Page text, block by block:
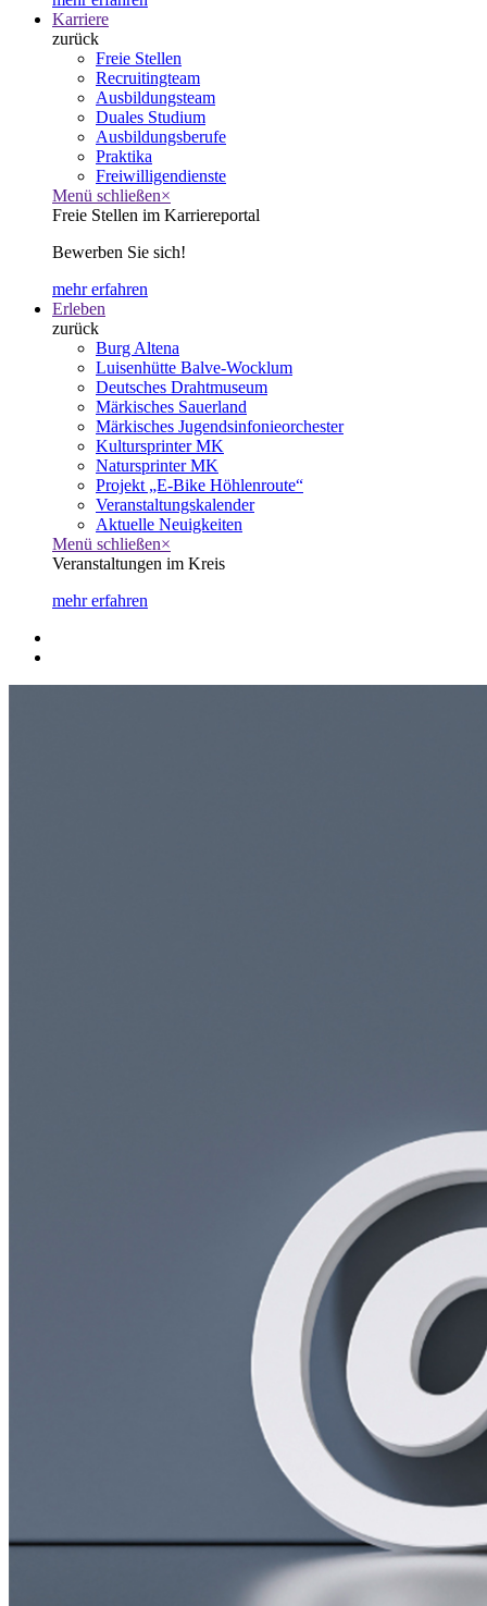
Karriere
zurück
Freie Stellen
Recruitingteam
Ausbildungsteam
Duales Studium
Ausbildungsberufe
Praktika
Freiwilligendienste
Menü schließen×
Freie Stellen im Karriereportal
Bewerben Sie sich!
mehr erfahren
Erleben
zurück
Burg Altena
Luisenhütte Balve-Wocklum
Deutsches Drahtmuseum
Märkisches Sauerland
Märkisches Jugendsinfonieorchester
Kultursprinter MK
Natursprinter MK
Projekt „E-Bike Höhlenroute“
Veranstaltungskalender
Aktuelle Neuigkeiten
Menü schließen×
Veranstaltungen im Kreis
mehr erfahren